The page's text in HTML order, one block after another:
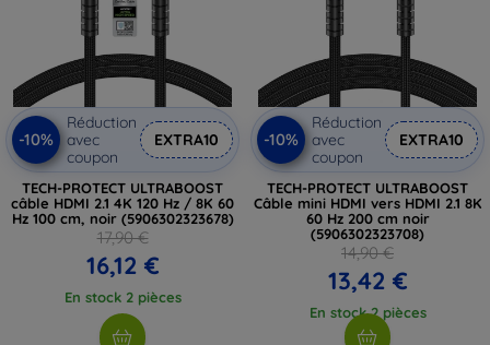
-10%
Réduction
avec
coupon
EXTRA10
TECH-PROTECT ULTRABOOST
câble HDMI 2.1 4K 120 Hz / 8K 60
Hz 100 cm, noir (5906302323678)
17,90 €
16,12 €
En stock 2 pièces
-10%
Réduction
avec
coupon
EXTRA10
TECH-PROTECT ULTRABOOST
Câble mini HDMI vers HDMI 2.1 8K
60 Hz 200 cm noir
(5906302323708)
14,90 €
13,42 €
En stock 2 pièces